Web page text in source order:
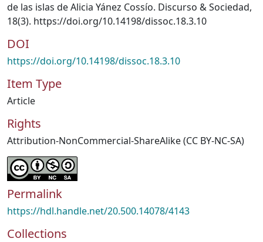
de las islas de Alicia Yánez Cossío. Discurso & Sociedad,
18(3). https://doi.org/10.14198/dissoc.18.3.10
DOI
https://doi.org/10.14198/dissoc.18.3.10
Item Type
Article
Rights
Attribution-NonCommercial-ShareAlike (CC BY-NC-SA)
Permalink
https://hdl.handle.net/20.500.14078/4143
Collections